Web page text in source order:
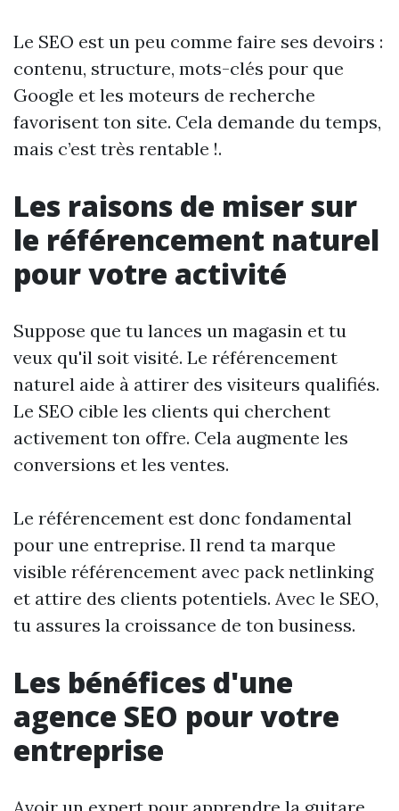
Le SEO est un peu comme faire ses devoirs :
contenu, structure, mots-clés pour que
Google et les moteurs de recherche
favorisent ton site. Cela demande du temps,
mais c’est très rentable !.
Les raisons de miser sur
le référencement naturel
pour votre activité
Suppose que tu lances un magasin et tu
veux qu'il soit visité. Le référencement
naturel aide à attirer des visiteurs qualifiés.
Le SEO cible les clients qui cherchent
activement ton offre. Cela augmente les
conversions et les ventes.
Le référencement est donc fondamental
pour une entreprise. Il rend ta marque
visible référencement avec pack netlinking
et attire des clients potentiels. Avec le SEO,
tu assures la croissance de ton business.
Les bénéfices d'une
agence SEO pour votre
entreprise